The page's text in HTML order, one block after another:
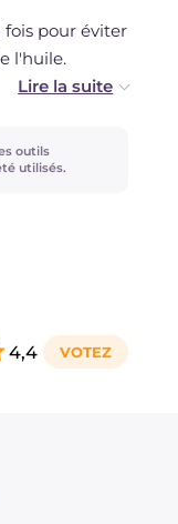
pour éviter
l'huile.
version
outils
utilisés.
4,4